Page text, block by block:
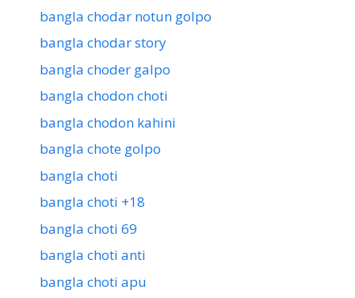
bangla chodar notun golpo
bangla chodar story
bangla choder galpo
bangla chodon choti
bangla chodon kahini
bangla chote golpo
bangla choti
bangla choti +18
bangla choti 69
bangla choti anti
bangla choti apu